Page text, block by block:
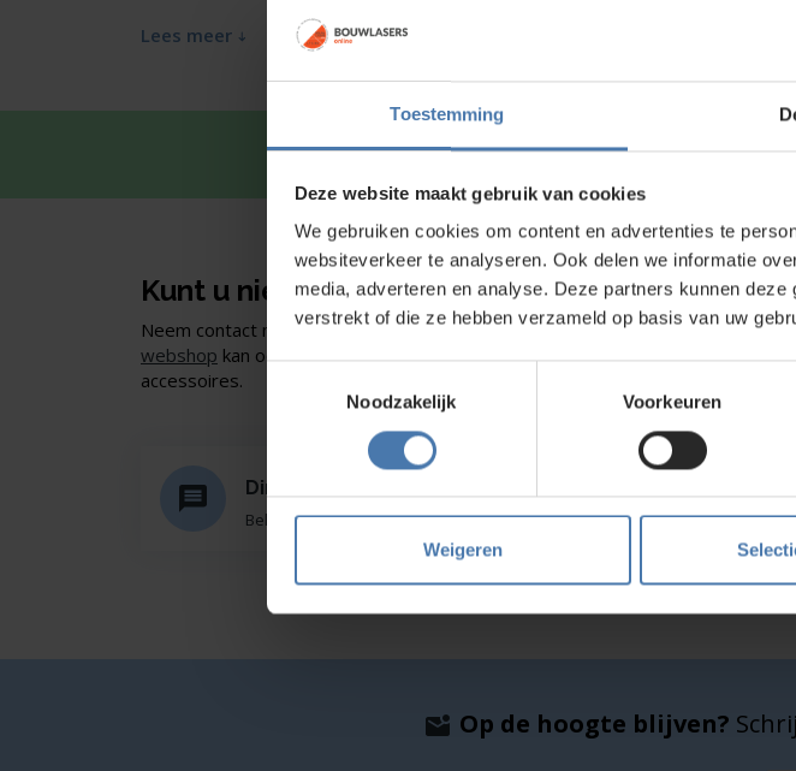
Toestemming
Deze website maakt gebruik van cookies
We gebruiken cookies om content en advertenties te
websiteverkeer te analyseren. Ook delen we informatie
media, adverteren en analyse. Deze partners kunnen
verstrekt of die ze hebben verzameld op basis van uw
Noodzakelijk
Voorkeuren
Weigeren
Lees meer
Snel en direct contact?We
Kunt u niet vinden wat u zoekt?
Neem contact met ons op of of bezoek onze showroom in Nieuwegein. Zelf
webshop kan ook. Ontdek ons assortiment aanbouwlasers,
accessoires.
Direct en snel contact
Bel Whatsapp of mail Onze eigen
Op de hoogte blijven?